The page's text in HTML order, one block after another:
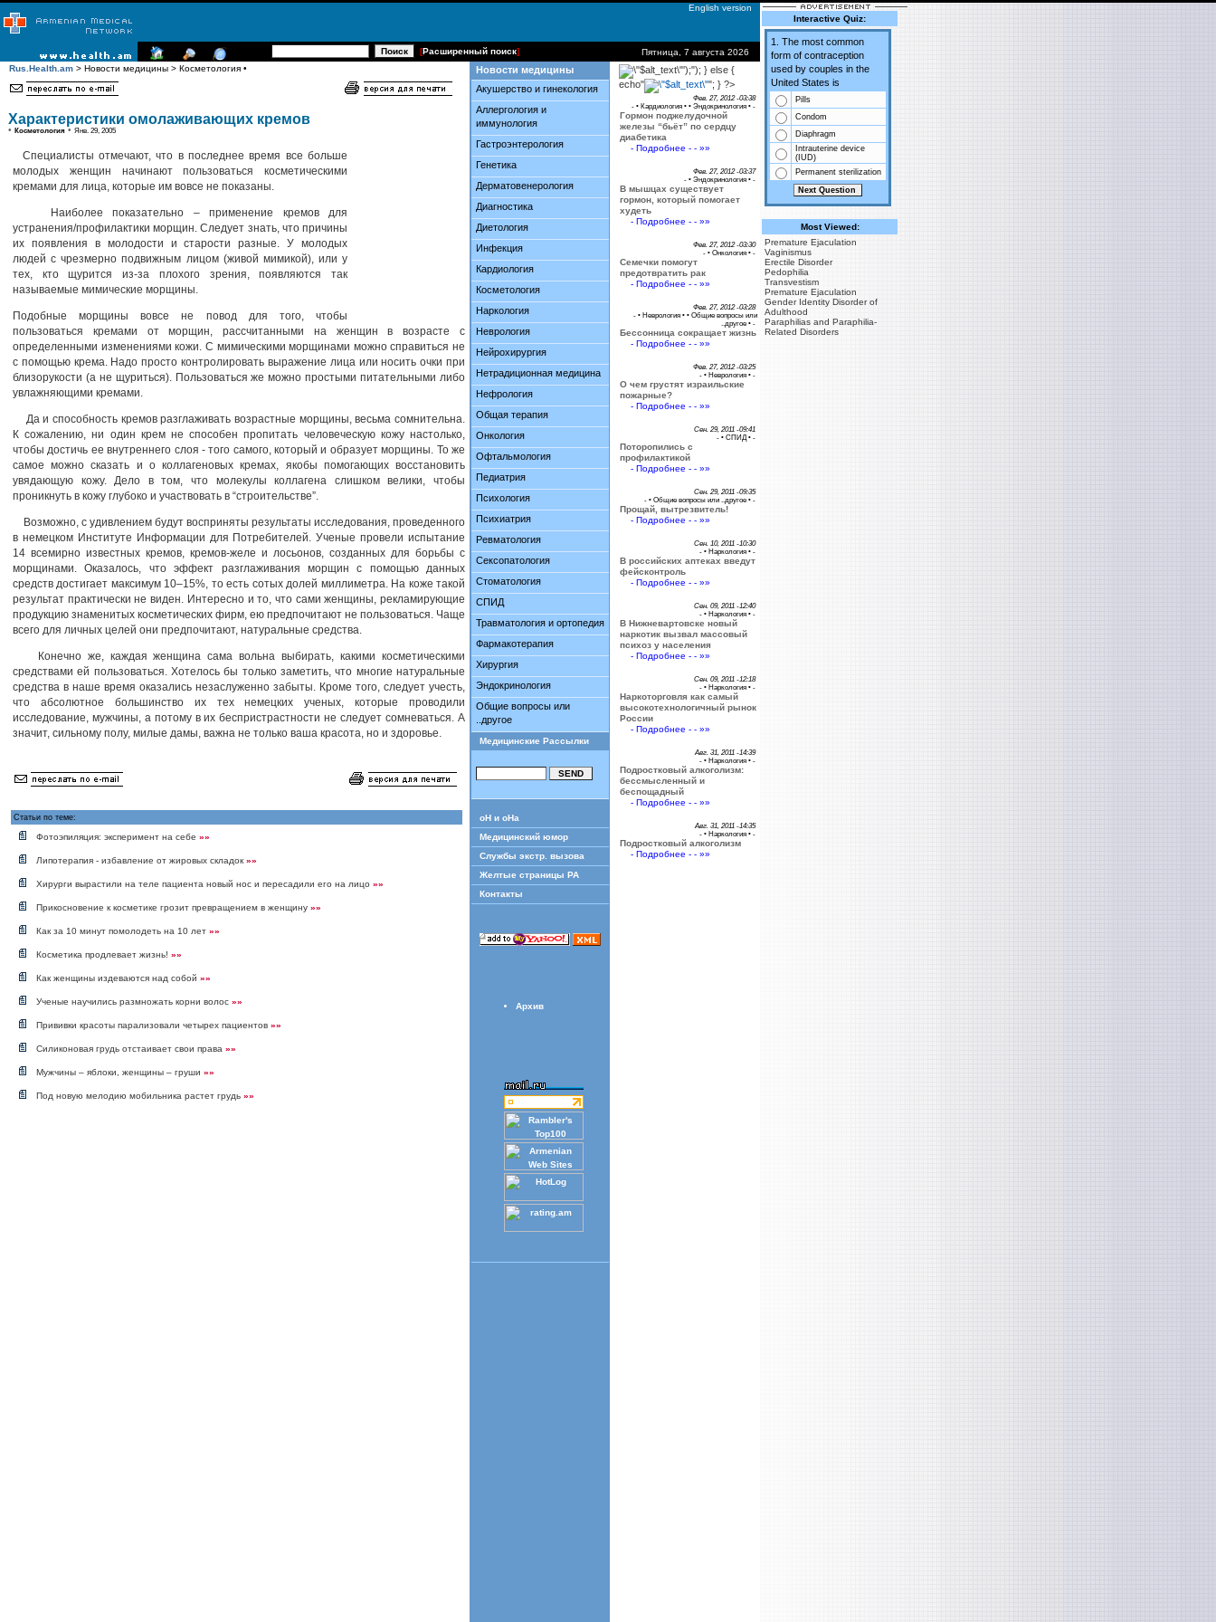
English version
Пятница, 7 августа 2026
Rus.Health.am > Новости медицины > Косметология •
Характеристики омолаживающих кремов
• Косметология • Янв. 29, 2005
Специалисты отмечают, что в последнее время все больше
молодых женщин начинают пользоваться косметическими
кремами для лица, которые им вовсе не показаны.
Наиболее показательно – применение кремов для
устранения/профилактики морщин. Следует знать, что причины
их появления в молодости и старости разные. У молодых
людей с чрезмерно подвижным лицом (живой мимикой), или у
тех, кто щурится из-за плохого зрения, появляются так
называемые мимические морщины.
Подобные морщины вовсе не повод для того, чтобы
пользоваться кремами от морщин, рассчитанными на женщин в возрасте с
определенными изменениями кожи. С мимическими морщинами можно справиться не
с помощью крема. Надо просто контролировать выражение лица или носить очки при
близорукости (а не щуриться). Пользоваться же можно простыми питательными либо
увлажняющими кремами.
Да и способность кремов разглаживать возрастные морщины, весьма сомнительна.
К сожалению, ни один крем не способен пропитать человеческую кожу настолько,
чтобы достичь ее внутреннего слоя - того самого, который и образует морщины. То же
самое можно сказать и о коллагеновых кремах, якобы помогающих восстановить
увядающую кожу. Дело в том, что молекулы коллагена слишком велики, чтобы
проникнуть в кожу глубоко и участвовать в “строительстве”.
Возможно, с удивлением будут восприняты результаты исследования, проведенного
в немецком Институте Информации для Потребителей. Ученые провели испытание
14 всемирно известных кремов, кремов-желе и лосьонов, созданных для борьбы с
морщинами. Оказалось, что эффект разглаживания морщин с помощью данных
средств достигает максимум 10–15%, то есть сотых долей миллиметра. На коже такой
результат практически не виден. Интересно и то, что сами женщины, рекламирующие
продукцию знаменитых косметических фирм, ею предпочитают не пользоваться. Чаще
всего для личных целей они предпочитают, натуральные средства.
Конечно же, каждая женщина сама вольна выбирать, какими косметическими
средствами ей пользоваться. Хотелось бы только заметить, что многие натуральные
средства в наше время оказались незаслуженно забыты. Кроме того, следует учесть,
что абсолютное большинство их тех немецких ученых, которые проводили
исследование, мужчины, а потому в их беспристрастности не следует сомневаться. А
значит, сильному полу, милые дамы, важна не только ваша красота, но и здоровье.
Статьи по теме:
Фотоэпиляция: эксперимент на себе »»
Липотерапия - избавление от жировых складок »»
Хирурги вырастили на теле пациента новый нос и пересадили его на лицо »»
Прикосновение к косметике грозит превращением в женщину »»
Как за 10 минут помолодеть на 10 лет »»
Косметика продлевает жизнь! »»
Как женщины издеваются над собой »»
Ученые научились размножать корни волос »»
Прививки красоты парализовали четырех пациентов »»
Силиконовая грудь отстаивает свои права »»
Мужчины – яблоки, женщины – груши »»
Под новую мелодию мобильника растет грудь »»
Новости медицины
Акушерство и гинекология
Аллергология и
иммунология
Гастроэнтерология
Генетика
Дерматовенерология
Диагностика
Диетология
Инфекция
Кардиология
Косметология
Наркология
Неврология
Нейрохирургия
Нетрадиционная медицина
Нефрология
Общая терапия
Онкология
Офтальмология
Педиатрия
Психология
Психиатрия
Ревматология
Сексопатология
Стоматология
СПИД
Травматология и ортопедия
Фармакотерапия
Хирургия
Эндокринология
Общие вопросы или
..другое
Медицинские Рассылки
оН и оНа
Медицинский юмор
Службы экстр. вызова
Желтые страницы РА
Контакты
Архив
[Расширенный поиск]
Interactive Quiz:
1. The most common
form of contraception
used by couples in the
United States is
Pills
Condom
Diaphragm
Intrauterine device
(IUD)
Permanent sterilization
Most Viewed:
Premature Ejaculation
Vaginismus
Erectile Disorder
Pedophilia
Transvestism
Premature Ejaculation
Gender Identity Disorder of
Adulthood
Paraphilias and Paraphilia-
Related Disorders
');"); } else {
echo"
"; } ?>
Фев. 27, 2012 -03:38
- • Кардиология • • Эндокринология • -
Гормон поджелудочной
железы “бьёт” по сердцу
диабетика
- Подробнее - - »»
Фев. 27, 2012 -03:37
- • Эндокринология • -
В мышцах существует
гормон, который помогает
худеть
- Подробнее - - »»
Фев. 27, 2012 -03:30
- • Онкология • -
Семечки помогут
предотвратить рак
- Подробнее - - »»
Фев. 27, 2012 -03:28
- • Неврология • • Общие вопросы или
..другое • -
Бессонница сокращает жизнь
- Подробнее - - »»
Фев. 27, 2012 -03:25
- • Неврология • -
О чем грустят израильские
пожарные?
- Подробнее - - »»
Сен. 29, 2011 -09:41
- • СПИД• -
Поторопились с
профилактикой
- Подробнее - - »»
Сен. 29, 2011 -09:35
- • Общие вопросы или ..другое • -
Прощай, вытрезвитель!
- Подробнее - - »»
Сен. 10, 2011 -10:30
- • Наркология • -
В российских аптеках введут
фейсконтроль
- Подробнее - - »»
Сен. 09, 2011 -12:40
- • Наркология • -
В Нижневартовске новый
наркотик вызвал массовый
психоз у населения
- Подробнее - - »»
Сен. 09, 2011 -12:18
- • Наркология • -
Наркоторговля как самый
высокотехнологичный рынок
России
- Подробнее - - »»
Авг. 31, 2011 -14:39
- • Наркология • -
Подростковый алкоголизм:
бессмысленный и
беспощадный
- Подробнее - - »»
Авг. 31, 2011 -14:35
- • Наркология • -
Подростковый алкоголизм
- Подробнее - - »»